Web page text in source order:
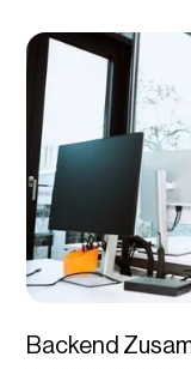
Ladestandorte
Bitte wählen...
Lademanagement
Bitte wählen...
Ladestationsbetreiber
Bitte wählen...
Backend